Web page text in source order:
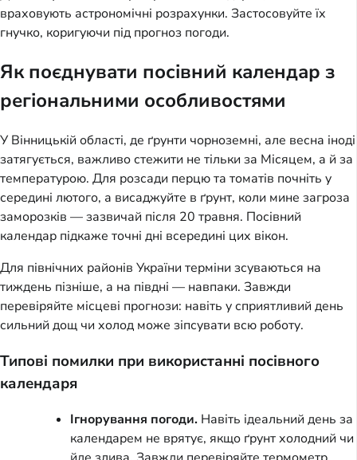
враховують астрономічні розрахунки. Застосовуйте їх
гнучко, коригуючи під прогноз погоди.
Як поєднувати посівний календар з
регіональними особливостями
У Вінницькій області, де ґрунти чорноземні, але весна іноді
затягується, важливо стежити не тільки за Місяцем, а й за
температурою. Для розсади перцю та томатів почніть у
середині лютого, а висаджуйте в ґрунт, коли мине загроза
заморозків — зазвичай після 20 травня. Посівний
календар підкаже точні дні всередині цих вікон.
Для північних районів України терміни зсуваються на
тиждень пізніше, а на півдні — навпаки. Завжди
перевіряйте місцеві прогнози: навіть у сприятливий день
сильний дощ чи холод може зіпсувати всю роботу.
Типові помилки при використанні посівного
календаря
Ігнорування погоди. Навіть ідеальний день за
календарем не врятує, якщо ґрунт холодний чи